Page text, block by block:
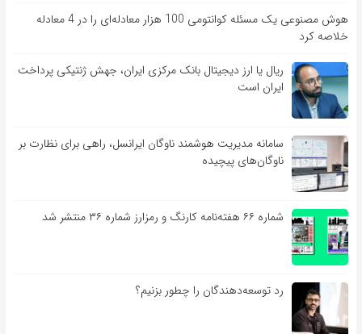
هوش مصنوعی یک مسئله کوانتومی 100 هزار معادله‌‎ای را در 4 معادله
خلاصه کرد
ریال یا ارز دیجیتال بانک مرکزی ایران، جهش ژنتیکی پرداخت
ایران است
سامانه مدیریت هوشمند ناوگان ایرانسل، راهی برای نظارت بر
ناوگان‌های پیچیده
شماره ۶۶ هفته‌نامه کارنگ و رمزارز شماره ۳۶ منتشر شد
رد توسعه‌دهندگان را چطور بزنیم؟